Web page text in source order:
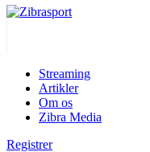
Streaming
Artikler
Om os
Zibra Media
Registrer